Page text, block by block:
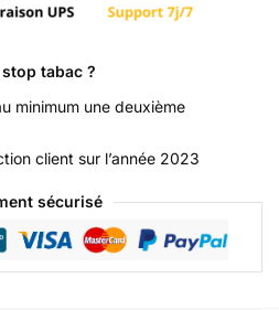
tabac ?
minimum une deuxième
client sur l’année 2023
sécurisé